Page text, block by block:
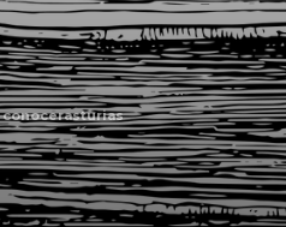
conocerasturias